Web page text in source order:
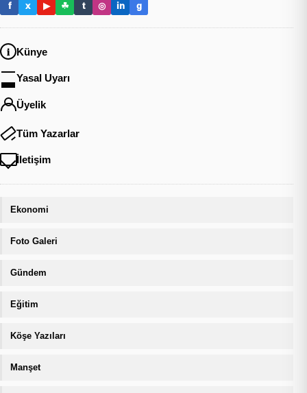
f x ▶ ☘ t ◎ in g
Künye
Yasal Uyarı
Üyelik
Tüm Yazarlar
İletişim
Ekonomi
Foto Galeri
Gündem
Eğitim
Köşe Yazıları
Manşet